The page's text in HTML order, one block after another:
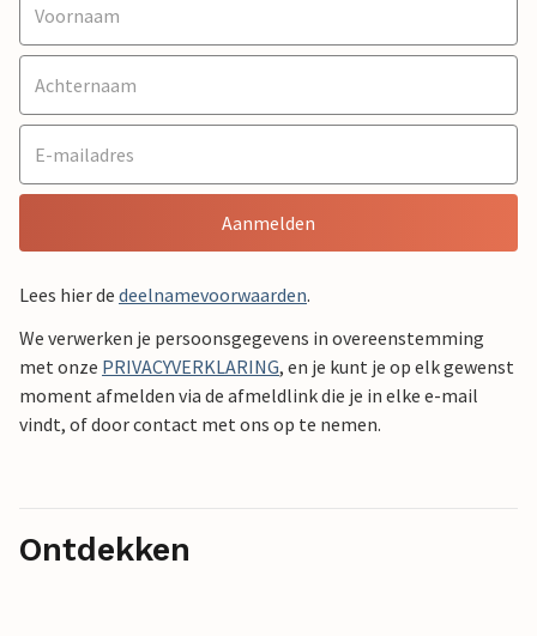
Aanmelden
Lees hier de deelnamevoorwaarden.
We verwerken je persoonsgegevens in overeenstemming
met onze PRIVACYVERKLARING, en je kunt je op elk gewenst
moment afmelden via de afmeldlink die je in elke e-mail
vindt, of door contact met ons op te nemen.
Ontdekken